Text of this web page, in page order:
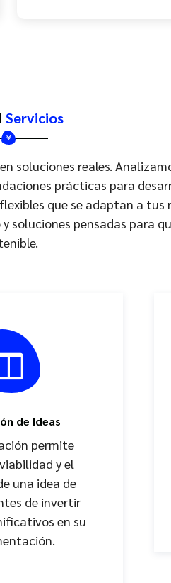
Servicios
soluciones reales.
prácticas para
que se adaptan a tus
pensadas para
de Ideas
permite
y el
una idea de
de invertir
en su